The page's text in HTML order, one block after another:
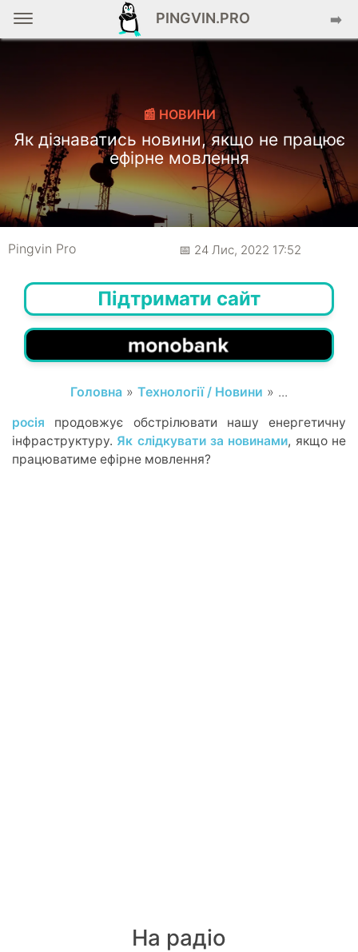
PINGVIN.PRO ➡️
📰 НОВИНИ
Як дізнаватись новини, якщо не працює
ефірне мовлення
Pingvin Pro 📅 24 Лис, 2022 17:52
Підтримати сайт
Головна » Технології / Новини » ...
росія продовжує обстрілювати нашу енергетичну
інфраструктуру. Як слідкувати за новинами, якщо не
працюватиме ефірне мовлення?
На радіо